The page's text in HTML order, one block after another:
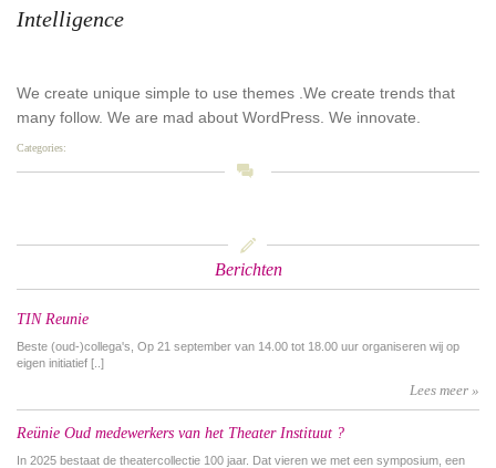
Intelligence
We create unique simple to use themes .We create trends that
many follow. We are mad about WordPress. We innovate.
Categories:
Newest
󰀃
Berichten
TIN Reunie
Beste (oud-)collega's, Op 21 september van 14.00 tot 18.00 uur organiseren wij op
eigen initiatief [..]
Lees meer »
Reünie Oud medewerkers van het Theater Instituut ?
In 2025 bestaat de theatercollectie 100 jaar. Dat vieren we met een symposium, een